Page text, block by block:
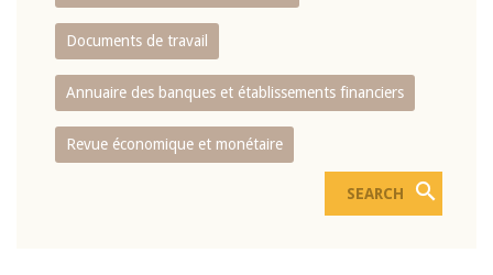
Documents de travail
Annuaire des banques et établissements financiers
Revue économique et monétaire